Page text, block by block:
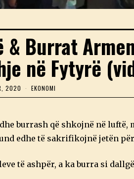
Burrat
në Fytyrë
2020
8
A
T
O
,
2
EKONOMI
burrash që shkojnë në luftë,
edhe të sakrifikojnë jetën
të ashpër, a ka burra si